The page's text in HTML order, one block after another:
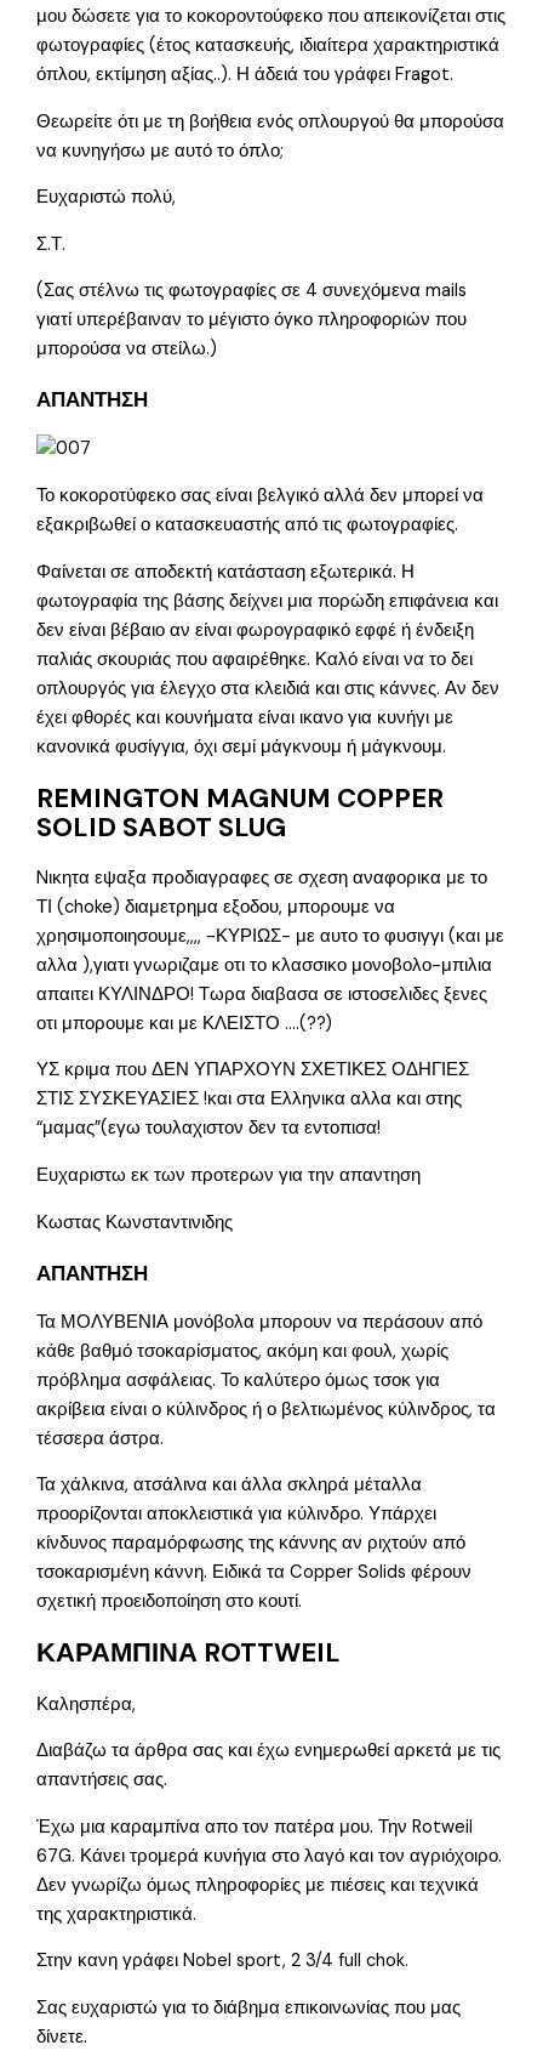
μου δώσετε για το κοκοροντούφεκο που απεικονίζεται στις
φωτογραφίες (έτος κατασκευής, ιδιαίτερα χαρακτηριστικά
όπλου, εκτίμηση αξίας..). Η άδειά του γράφει Fragot.
Θεωρείτε ότι με τη βοήθεια ενός οπλουργού θα μπορούσα
να κυνηγήσω με αυτό το όπλο;
Ευχαριστώ πολύ,
Σ.Τ.
(Σας στέλνω τις φωτογραφίες σε 4 συνεχόμενα mails
γιατί υπερέβαιναν το μέγιστο όγκο πληροφοριών που
μπορούσα να στείλω.)
ΑΠΑΝΤΗΣΗ
Το κοκοροτύφεκο σας είναι βελγικό αλλά δεν μπορεί να
εξακριβωθεί ο κατασκευαστής από τις φωτογραφίες.
Φαίνεται σε αποδεκτή κατάσταση εξωτερικά. Η
φωτογραφία της βάσης δείχνει μια πορώδη επιφάνεια και
δεν είναι βέβαιο αν είναι φωρογραφικό εφφέ ή ένδειξη
παλιάς σκουριάς που αφαιρέθηκε. Καλό είναι να το δει
οπλουργός για έλεγχο στα κλειδιά και στις κάννες. Αν δεν
έχει φθορές και κουνήματα είναι ικανο για κυνήγι με
κανονικά φυσίγγια, όχι σεμί μάγκνουμ ή μάγκνουμ.
REMINGTON MAGNUM COPPER
SOLID SABOT SLUG
Nικητα εψαξα προδιαγραφες σε σχεση αναφορικα με το
ΤΙ (choke) διαμετρημα εξοδου, μπορουμε να
χρησιμοποιησουμε,,,, -ΚΥΡΙΩΣ- με αυτο το φυσιγγι (και με
αλλα ),γιατι γνωριζαμε οτι το κλασσικο μονοβολο-μπιλια
απαιτει ΚΥΛΙΝΔΡΟ! Τωρα διαβασα σε ιστοσελιδες ξενες
οτι μπορουμε και με ΚΛΕΙΣΤΟ ….(??)
ΥΣ κριμα που ΔΕΝ ΥΠΑΡΧΟΥΝ ΣΧΕΤΙΚΕΣ ΟΔΗΓΙΕΣ
ΣΤΙΣ ΣΥΣΚΕΥΑΣΙΕΣ !και στα Ελληνικα αλλα και στης
“μαμας”(εγω τουλαχιστον δεν τα εντοπισα!
Ευχαριστω εκ των προτερων για την απαντηση
Κωστας Κωνσταντινιδης
ΑΠΑΝΤΗΣΗ
Τα ΜΟΛΥΒΕΝΙΑ μονόβολα μπορουν να περάσουν από
κάθε βαθμό τσοκαρίσματος, ακόμη και φουλ, χωρίς
πρόβλημα ασφάλειας. Το καλύτερο όμως τσοκ για
ακρίβεια είναι ο κύλινδρος ή ο βελτιωμένος κύλινδρος, τα
τέσσερα άστρα.
Τα χάλκινα, ατσάλινα και άλλα σκληρά μέταλλα
προορίζονται αποκλειστικά για κύλινδρο. Υπάρχει
κίνδυνος παραμόρφωσης της κάννης αν ριχτούν από
τσοκαρισμένη κάννη. Ειδικά τα Copper Solids φέρουν
σχετική προειδοποίηση στο κουτί.
ΚΑΡΑΜΠΙΝΑ ROTTWEIL
Καλησπέρα,
Διαβάζω τα άρθρα σας και έχω ενημερωθεί αρκετά με τις
απαντήσεις σας.
Έχω μια καραμπίνα απο τον πατέρα μου. Την Rotweil
67G. Κάνει τρομερά κυνήγια στο λαγό και τον αγριόχοιρο.
Δεν γνωρίζω όμως πληροφορίες με πιέσεις και τεχνικά
της χαρακτηριστικά.
Στην κανη γράφει Nobel sport, 2 3/4 full chok.
Σας ευχαριστώ για το διάβημα επικοινωνίας που μας
δίνετε.